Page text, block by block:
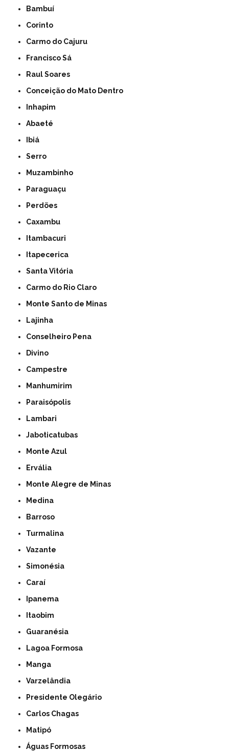
Bambuí
Corinto
Carmo do Cajuru
Francisco Sá
Raul Soares
Conceição do Mato Dentro
Inhapim
Abaeté
Ibiá
Serro
Muzambinho
Paraguaçu
Perdões
Caxambu
Itambacuri
Itapecerica
Santa Vitória
Carmo do Rio Claro
Monte Santo de Minas
Lajinha
Conselheiro Pena
Divino
Campestre
Manhumirim
Paraisópolis
Lambari
Jaboticatubas
Monte Azul
Ervália
Monte Alegre de Minas
Medina
Barroso
Turmalina
Vazante
Simonésia
Caraí
Ipanema
Itaobim
Guaranésia
Lagoa Formosa
Manga
Varzelândia
Presidente Olegário
Carlos Chagas
Matipó
Águas Formosas